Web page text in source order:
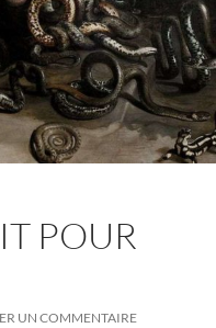
POUR
UN COMMENTAIRE